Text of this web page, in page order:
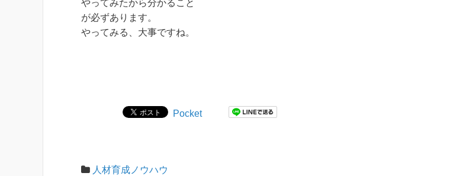
やってみたから分かること
が必ずあります。
やってみる、大事ですね。
Pocket
人材育成ノウハウ